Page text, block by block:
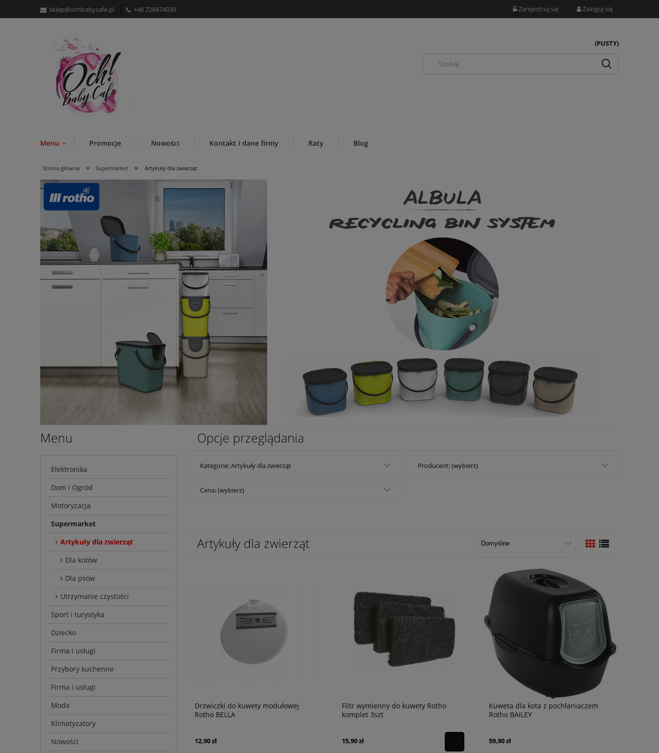
sklep@ochbabycafe.pl +48 728474039 Zarejestruj się Zaloguj się
(PUSTY)
Menu Promocje Nowości Kontakt i dane firmy Raty Blog
Strona główna » Supermarket » Artykuły dla zwierząt
Menu
Elektronika
Dom i Ogród
Motoryzacja
Supermarket
Artykuły dla zwierząt
Dla kotów
Dla psów
Utrzymanie czystości
Sport i turystyka
Dziecko
Firma i usługi
Przybory kuchenne
Firma i usługi
Moda
Klimatyzatory
Nowości
Opcje przeglądania
Kategorie: Artykuły dla zwierząt Producent: (wybierz)
Cena: (wybierz)
Artykuły dla zwierząt
Drzwiczki do kuwety modułowej
Rotho BELLA
12,90 zł
Filtr wymienny do kuwety Rotho
komplet 3szt
15,90 zł
Kuweta dla kota z pochłaniaczem
Rotho BAILEY
59,90 zł